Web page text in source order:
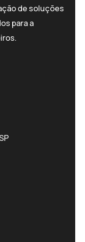
de soluções
para a